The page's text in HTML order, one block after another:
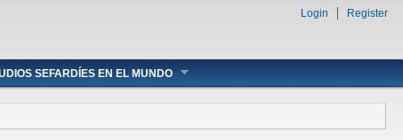
Login Register
SEFARDÍES EN EL MUNDO